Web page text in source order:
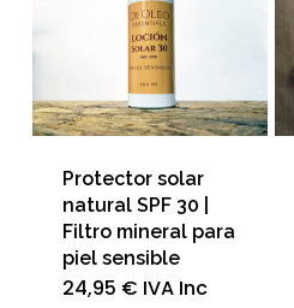
Protector solar
natural SPF 30 |
Filtro mineral para
piel sensible
24,95 € IVA Inc